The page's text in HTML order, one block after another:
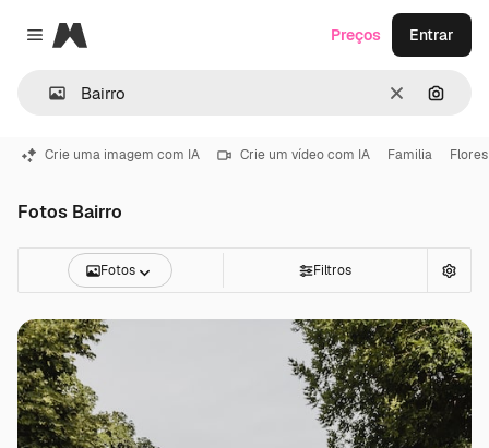
Close menu
Magnific
Limpar
Preços Entrar
Crie uma imagem com IA Crie um vídeo com IA Familia Flores
Fotos Bairro
Fotos Filtros